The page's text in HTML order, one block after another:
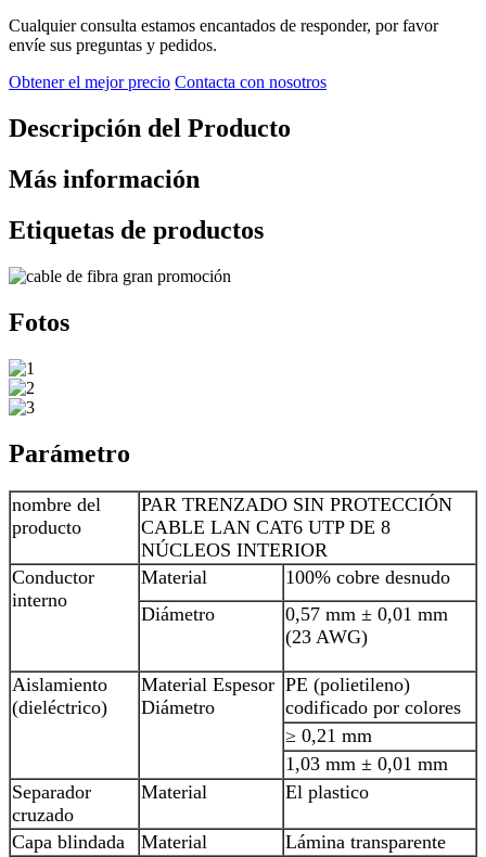
Cualquier consulta estamos encantados de responder, por favor
envíe sus preguntas y pedidos.
Obtener el mejor precio Contacta con nosotros
Descripción del Producto
Más información
Etiquetas de productos
Fotos
Parámetro
nombre del
producto
PAR TRENZADO SIN PROTECCIÓN
CABLE LAN CAT6 UTP DE 8
NÚCLEOS INTERIOR
Conductor
interno
Material
100% cobre desnudo
Diámetro
0,57 mm ± 0,01 mm
(23 AWG)
Aislamiento
(dieléctrico)
Material Espesor
Diámetro
PE (polietileno)
codificado por colores
≥ 0,21 mm
1,03 mm ± 0,01 mm
Separador
cruzado
Material El plastico
Capa blindada Material
Lámina transparente